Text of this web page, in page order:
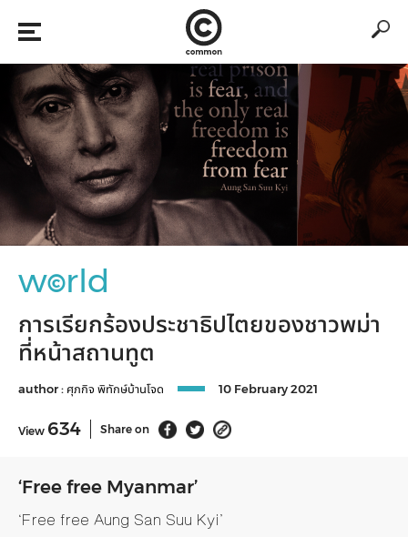
w©rld
การเรียกร้องประชาธิปไตยของชาวพม่า
ที่หน้าสถานทูต
author : ศุภกิจ พิทักษ์บ้านโจด 10 February 2021
View 634 Share on
‘Free free Myanmar’
‘Free free Aung San Suu Kyi’